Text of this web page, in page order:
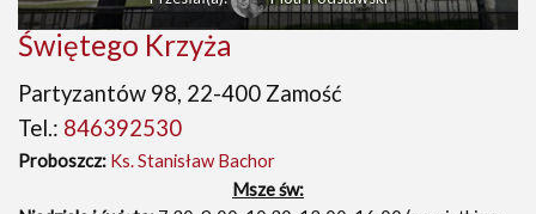
Świętego Krzyża
Partyzantów 98, 22-400 Zamość
Tel.: 846392530
Proboszcz: Ks. Stanisław Bachor
Msze św: